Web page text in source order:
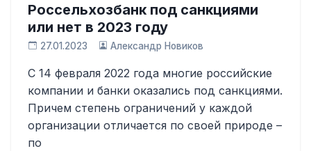
Россельхозбанк под санкциями
или нет в 2023 году
27.01.2023 Александр Новиков
С 14 февраля 2022 года многие российские
компании и банки оказались под санкциями.
Причем степень ограничений у каждой
организации отличается по своей природе –
по